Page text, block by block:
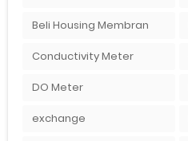
Beli Housing Membran
Conductivity Meter
DO Meter
exchange